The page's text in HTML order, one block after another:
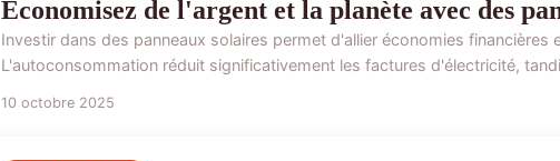
Économisez de l'argent et la planète avec des
Investir dans des panneaux solaires permet d'allier économies financières
L'autoconsommation réduit significativement les factures d'électricité,
10 octobre 2025